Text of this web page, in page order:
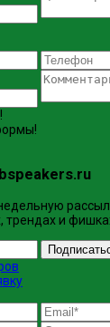
трендах и